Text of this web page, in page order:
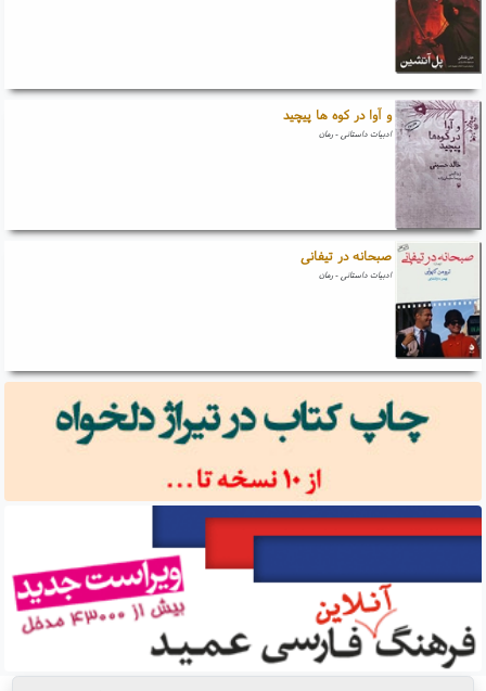
و آوا در کوه ها پیچید
ادبیات داستانی - رمان
صبحانه در تیفانی
ادبیات داستانی - رمان